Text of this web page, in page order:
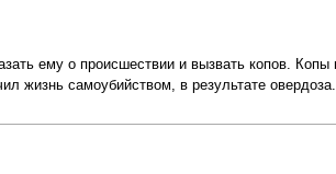
ему о происшествии и вызвать копов. Копы
жизнь самоубийством, в результате